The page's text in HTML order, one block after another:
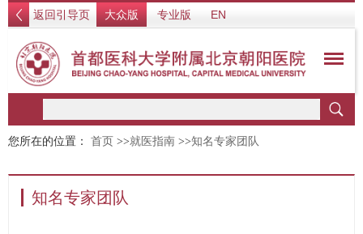
返回引导页 大众版 专业版 EN
您所在的位置： 首页 >>就医指南 >>知名专家团队
知名专家团队